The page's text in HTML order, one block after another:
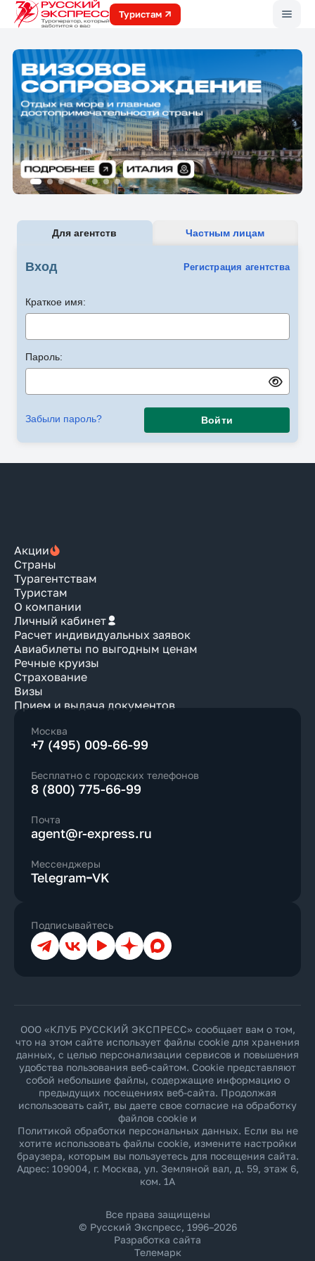
Туристам
Для агентств Частным лицам
Вход Регистрация агентства
Краткое имя:
Пароль:
Забыли пароль? Войти
Акции
Страны
Турагентствам
Туристам
О компании
Личный кабинет
Расчет индивидуальных заявок
Авиабилеты по выгодным ценам
Речные круизы
Страхование
Визы
Прием и выдача документов
Москва
+7 (495) 009-66-99
Бесплатно с городских телефонов
8 (800) 775-66-99
Почта
agent@r-express.ru
Мессенджеры
Telegram VK
Подписывайтесь
ТелеграмВКонтакте
YouTubeДзен Max
ООО «КЛУБ РУССКИЙ ЭКСПРЕСС» сообщает вам о том,
что на этом сайте использует файлы cookie для хранения
данных, с целью персонализации сервисов и повышения
удобства пользования веб-сайтом. Cookie представляют
собой небольшие файлы, содержащие информацию о
предыдущих посещениях веб-сайта. Продолжая
использовать сайт, вы даете свое согласие на обработку
файлов cookie и
Политикой обработки персональных данных. Если вы не
хотите использовать файлы cookie, измените настройки
браузера, которым вы пользуетесь для посещения сайта.
Адрес: 109004, г. Москва, ул. Земляной вал, д. 59, этаж 6,
ком. 1А
Все права защищены
© Русский Экспресс, 1996–2026
Разработка сайта
Телемарк